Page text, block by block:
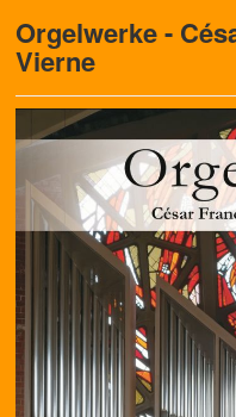
Orgelwerke -
Vierne